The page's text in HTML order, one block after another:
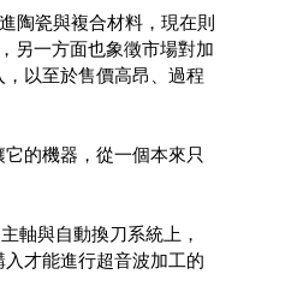
陶瓷與複合材料，現在則
另一方面也象徵市場對加
以至於售價高昂、過程
的機器，從一個本來只
軸與自動換刀系統上，
才能進行超音波加工的